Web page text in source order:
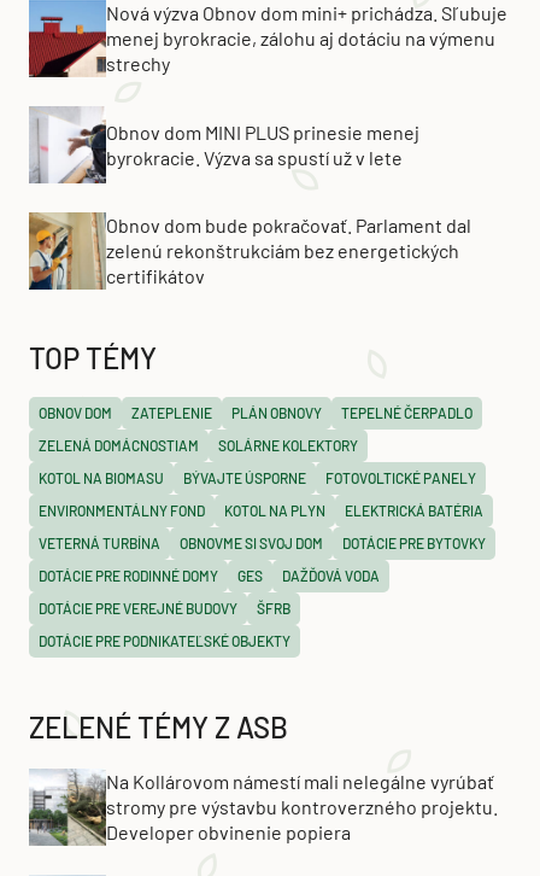
Nová výzva Obnov dom mini+ prichádza. Sľubuje
menej byrokracie, zálohu aj dotáciu na výmenu
strechy
Obnov dom MINI PLUS prinesie menej
byrokracie. Výzva sa spustí už v lete
Obnov dom bude pokračovať. Parlament dal
zelenú rekonštrukciám bez energetických
certifikátov
TOP TÉMY
OBNOV DOM ZATEPLENIE PLÁN OBNOVY
TEPELNÉ ČERPADLO
ZELENÁ DOMÁCNOSTIAM
SOLÁRNE KOLEKTORY
KOTOL NA BIOMASU
BÝVAJTE ÚSPORNE
FOTOVOLTICKÉ PANELY
ENVIRONMENTÁLNY FOND
KOTOL NA PLYN
ELEKTRICKÁ BATÉRIA
VETERNÁ TURBÍNA
OBNOVME SI SVOJ DOM
DOTÁCIE PRE BYTOVKY
DOTÁCIE PRE RODINNÉ DOMY
GES
DAŽĎOVÁ VODA
DOTÁCIE PRE VEREJNÉ BUDOVY
ŠFRB
DOTÁCIE PRE PODNIKATEĽSKÉ OBJEKTY
ZELENÉ TÉMY Z ASB
Na Kollárovom námestí mali nelegálne vyrúbať
stromy pre výstavbu kontroverzného projektu.
Developer obvinenie popiera